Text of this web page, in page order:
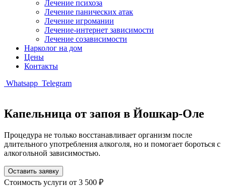
Лечение психоза
Лечение панических атак
Лечение игромании
Лечение-интернет зависимости
Лечение созависимости
Нарколог на дом
Цены
Контакты
Whatsapp Telegram
Капельница от запоя в Йошкар-Оле
Процедура не только восстанавливает организм после
длительного употребления алкоголя, но и помогает бороться с
алкогольной зависимостью.
Оставить заявку
Стоимость услуги от 3 500 ₽